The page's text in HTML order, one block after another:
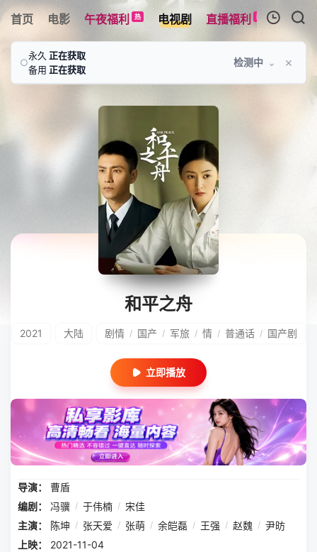
首页 电影 午夜福利 热 电视剧 直播福利 新 综艺
暂无观看影片的记录
○
永久 正在获取
备用 正在获取
检测中 ⌄ ×
和平之舟
2021 大陆 剧情 / 国产 / 军旅 / 情 / 普通话 / 国产剧
立即播放
导演：
曹盾
编剧：
冯骥 / 于伟楠 / 宋佳
主演：
陈坤 / 张天爱 / 张萌 / 余皑磊 / 王强 / 赵魏 / 尹昉
上映：
2021-11-04